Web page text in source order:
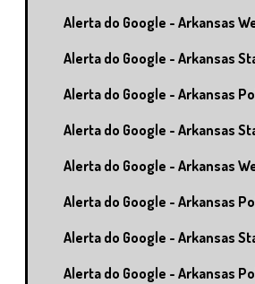
Alerta do Google - Arkansas
Alerta do Google - Arkansas
Alerta do Google - Arkansas
Alerta do Google - Arkansas
Alerta do Google - Arkansas
Alerta do Google - Arkansas
Alerta do Google - Arkansas
Alerta do Google - Arkansas